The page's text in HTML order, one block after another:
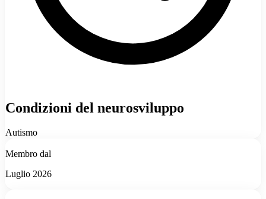
Condizioni del neurosviluppo
Autismo
Membro dal
Luglio 2026